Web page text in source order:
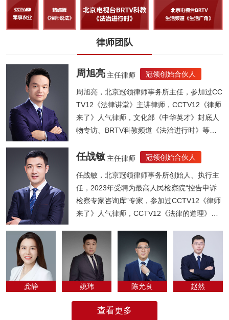
律师团队
周旭亮 主任律师 冠领创始合伙人
周旭亮，北京冠领律师事务所主任，参加过CC
TV12《法律讲堂》主讲律师，CCTV12《律师
来了》人气律师，文化部《中华英才》封底人
物专访、BRTV科教频道《法治进行时》等节
任战敏 主任律师 冠领创始合伙人
任战敏，北京冠领律师事务所创始人、执行主
任，2023年受聘为最高人民检察院“控告申诉
检察专家咨询库”专家，参加过CCTV12《律师
来了》人气律师，CCTV12《法律的道理》人
专为法律人化...
龚静 姚玮 陈允良 ​赵然
查看更多